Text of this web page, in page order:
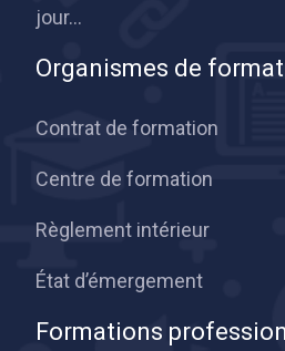
jour…
Organismes de
Contrat de formation
Centre de formation
Règlement intérieur
État d’émergement
Formations